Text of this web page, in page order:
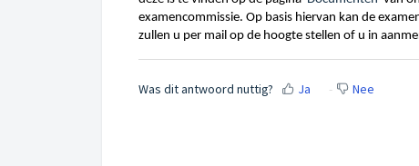
examencommissie. Op basis hiervan kan de
zullen u per mail op de hoogte stellen of u in
Was dit antwoord nuttig? Ja Nee